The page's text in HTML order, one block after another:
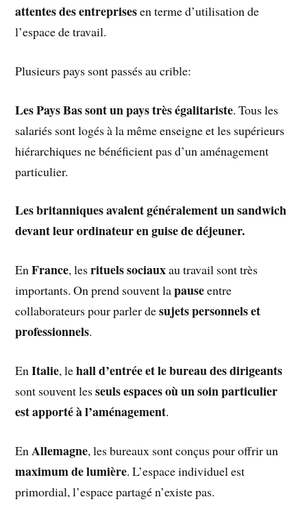
attentes des entreprisesen terme d’utilisation de
l’espace de travail.
Plusieurs pays sont passés au crible:
Les Pays Bas sont un pays très égalitariste. Tous les
salariés sont logés à la même enseigne et les supérieurs
hiérarchiques ne bénéficient pas d’un aménagement
particulier.
Les britanniques avalent généralement un sandwich
devant leur ordinateur en guise de déjeuner.
EnFrance, lesrituels sociauxau travail sont très
importants. On prend souvent lapauseentre
collaborateurs pour parler desujets personnels et
professionnels.
EnItalie, lehall d’entrée et le bureau des dirigeants
sont souvent lesseuls espaces où un soin particulier
est apporté à l’aménagement.
En Allemagne, les bureaux sont conçus pour offrir un
maximum de lumière. L’espace individuel est
primordial, l’espace partagé n’existe pas.